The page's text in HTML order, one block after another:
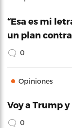
“Esa es mi
un plan
0
Opiniones
Voy a Trump
0